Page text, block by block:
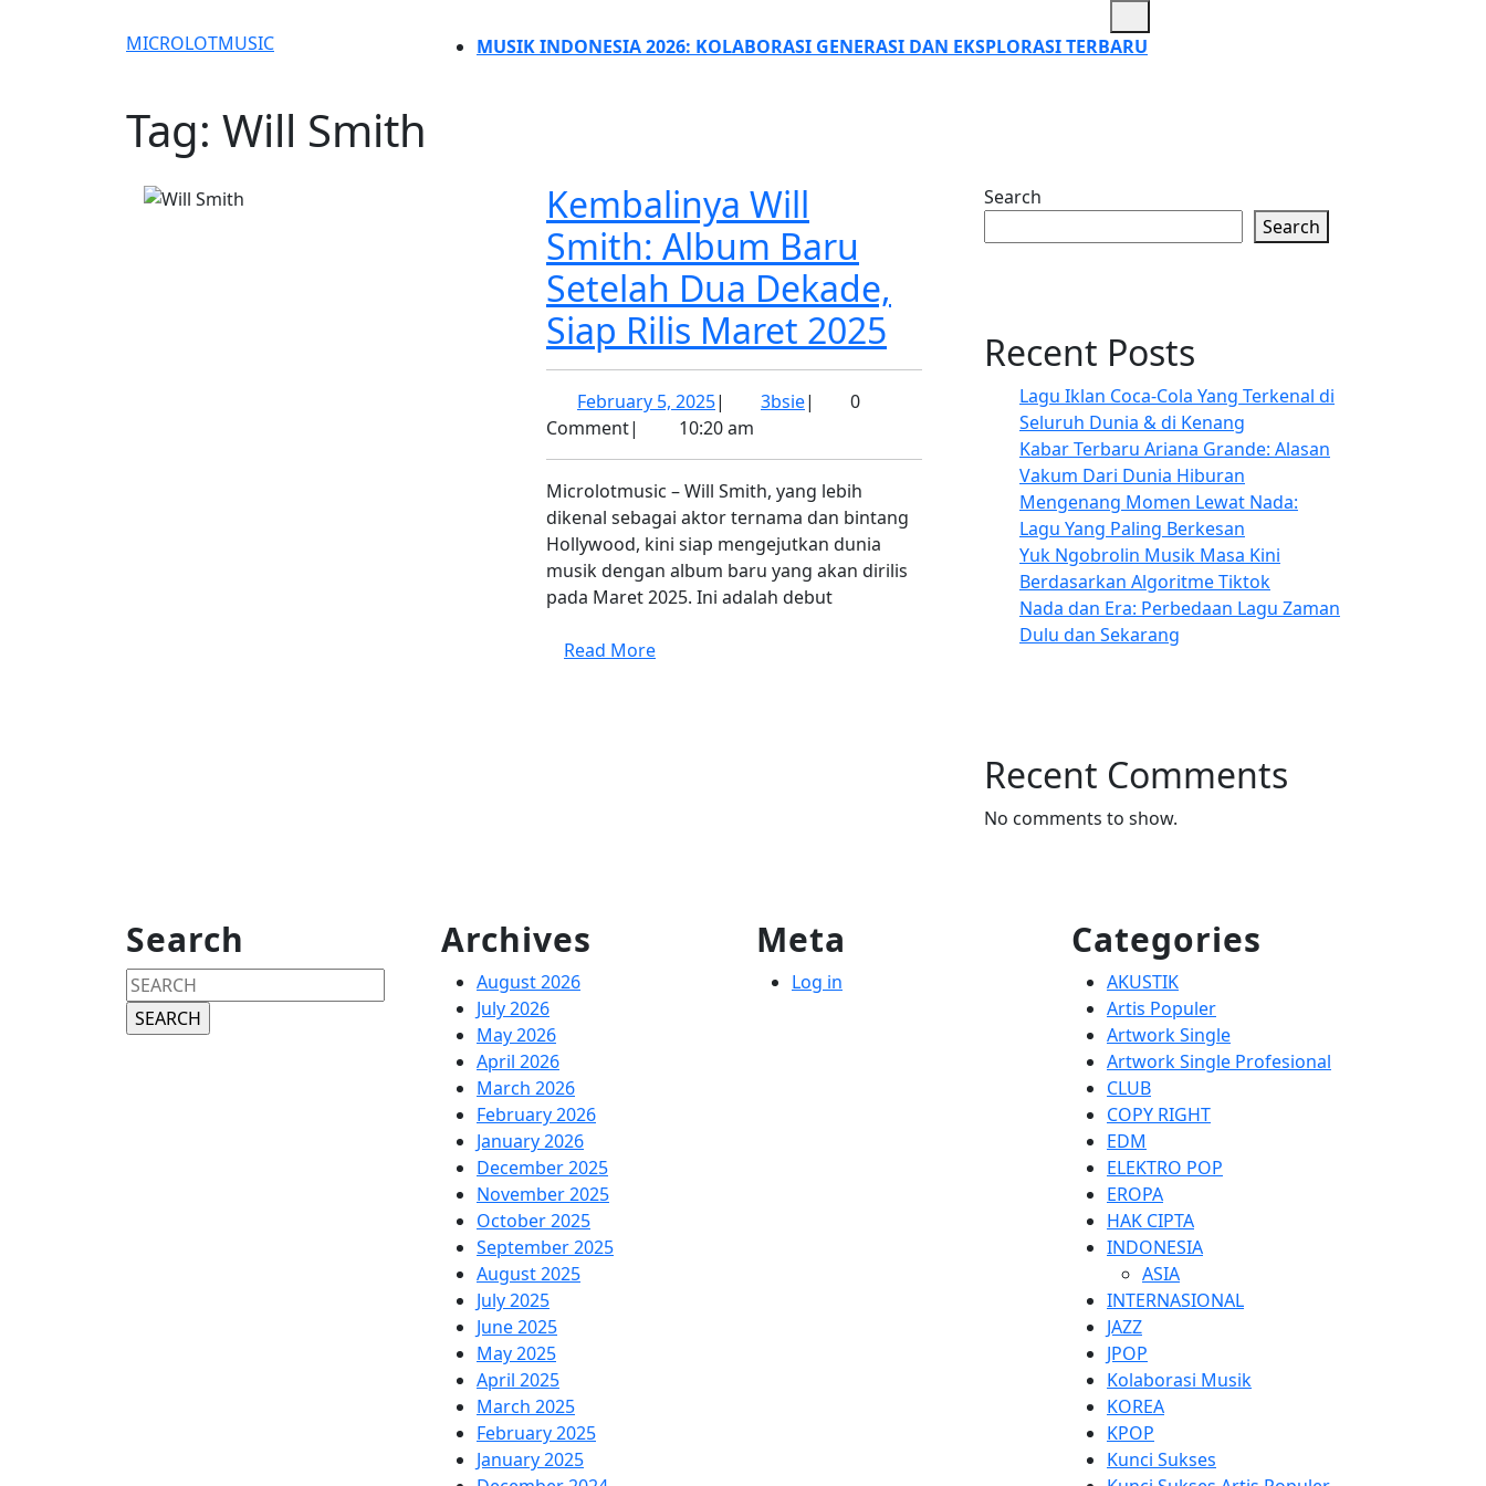
MICROLOTMUSIC
Button
MUSIK INDONESIA 2026: KOLABORASI GENERASI DAN EKSPLORASI TERBARU
Tag: Will Smith
Kembalinya Will
Smith: Album Baru
Setelah Dua Dekade,
Siap Rilis Maret 2025 Kembalinya
Will
Album
Setelah
Dua
Dekade,
February 5, 2025February
5,
2025
| 3bsie3bsie
|
0
Comment| 10:20 am
Microlotmusic – Will Smith, yang lebih
dikenal sebagai aktor ternama dan bintang
Hollywood, kini siap mengejutkan dunia
musik dengan album baru yang akan dirilis
pada Maret 2025. Ini adalah debut
Read MoreRead
Search
Search
Recent Posts
Lagu Iklan Coca-Cola Yang Terkenal di
Seluruh Dunia & di Kenang
Kabar Terbaru Ariana Grande: Alasan
Vakum Dari Dunia Hiburan
Mengenang Momen Lewat Nada:
Lagu Yang Paling Berkesan
Yuk Ngobrolin Musik Masa Kini
Berdasarkan Algoritme Tiktok
Nada dan Era: Perbedaan Lagu Zaman
Dulu dan Sekarang
Recent Comments
No comments to show.
Search
Search
for:
Archives
August 2026
July 2026
May 2026
April 2026
March 2026
February 2026
January 2026
December 2025
November 2025
October 2025
September 2025
August 2025
July 2025
June 2025
May 2025
April 2025
March 2025
February 2025
January 2025
Meta
Log in
Categories
AKUSTIK
Artis Populer
Artwork Single
Artwork Single Profesional
CLUB
COPY RIGHT
EDM
ELEKTRO POP
EROPA
HAK CIPTA
INDONESIA
ASIA
INTERNASIONAL
JAZZ
JPOP
Kolaborasi Musik
KOREA
KPOP
Kunci Sukses